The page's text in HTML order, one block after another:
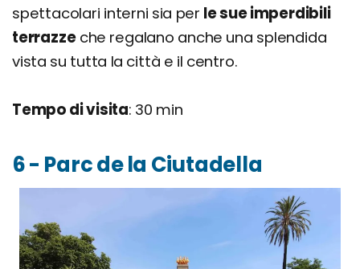
spettacolari interni sia per le sue imperdibili
terrazzeche regalano anche una splendida
vista su tutta la città e il centro.
Tempo di visita: 30 min
6 - Parc de la Ciutadella